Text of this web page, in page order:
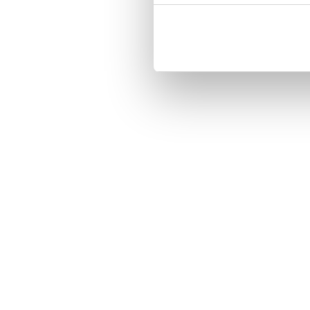
Customized front and black
Three handy card slots on the
Pocket inside, which is ideal for